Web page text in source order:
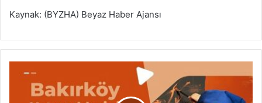
Kaynak: (BYZHA) Beyaz Haber Ajansı